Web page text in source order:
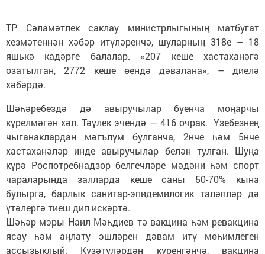
ТР Сәламәтлек саклау министрлыгының матбугат
хезмәтеннән хәбәр итүләренчә, шуларның 318е – 18
яшькә кадәрге балалар. «207 кеше хастаханәгә
озатылган, 2772 кеше өендә дәвалана», – диелә
хәбәрдә.
Шәһәребездә дә авыручылар буенча моңарчы
күрелмәгән хәл. Тәүлек эчендә — 416 очрак. Үзебезнең
чыганаклардан мәгълүм булганча, 2нче һәм 5нче
хастаханәләр инде авыручылар белән тулган. Шуңа
күрә Роспотребнадзор белгечләре мәдәни һәм спорт
чараларында залларда кеше саны 50-70% кына
булырга, барлык санитар-эпидемилогик таләпләр дә
үтәлергә тиеш дип искәртә.
Шәһәр мэры Наил Мәһдиев тә вакцина һәм ревакцина
ясау һәм аңлату эшләрен дәвам итү мөһимлеген
ассызыклый. Күзәтүләрдән күренгәнчә, вакцина